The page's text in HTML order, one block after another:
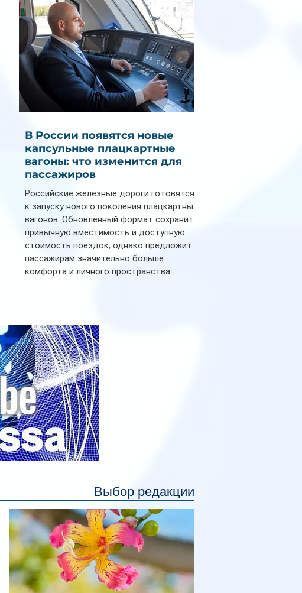
В России появятся новые
капсульные плацкартные
вагоны: что изменится для
пассажиров
Российские железные дороги готовятся
к запуску нового поколения плацкартных
вагонов. Обновленный формат сохранит
привычную вместимость и доступную
стоимость поездок, однако предложит
пассажирам значительно больше
комфорта и личного пространства.
индивидуальные шторки у каждого
спального места. Они позволят
пассажирам закрыть свою полку во
время сна или отдыха, создав ощуще
Выбор редакции